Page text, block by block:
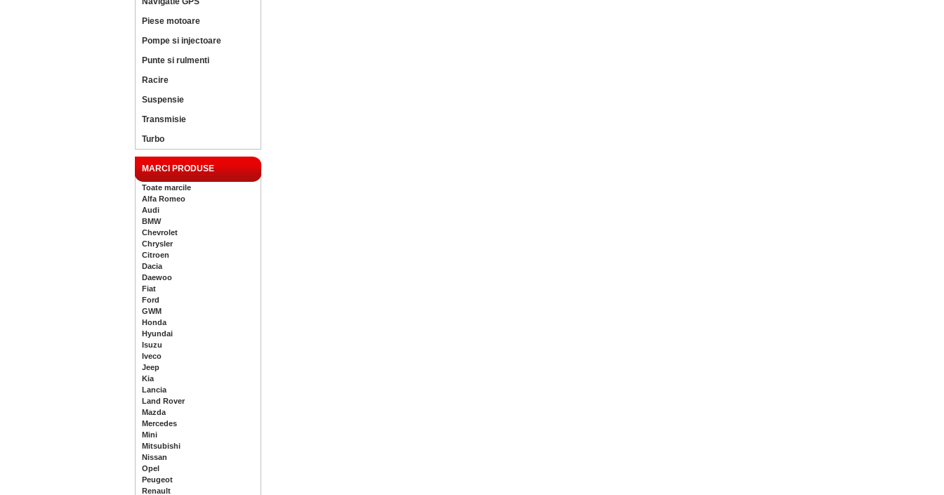
Piese motoare
Pompe si injectoare
Punte si rulmenti
Racire
Suspensie
Transmisie
Turbo
MARCI PRODUSE
Toate marcile
Alfa Romeo
Audi
BMW
Chevrolet
Chrysler
Citroen
Dacia
Daewoo
Fiat
Ford
GWM
Honda
Hyundai
Isuzu
Iveco
Jeep
Kia
Lancia
Land Rover
Mazda
Mercedes
Mini
Mitsubishi
Nissan
Opel
Peugeot
Renault